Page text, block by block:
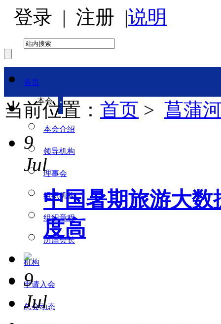
登录 | 注册 |说明
首页
本会
本会介绍
领导机构
理事会
组织机构
组织章程
历届会长
机构
申请入会
总会动态
当前位置： 首页 > 菖蒲
9
Jul
中国暑期旅游大数
度高
9
Jul